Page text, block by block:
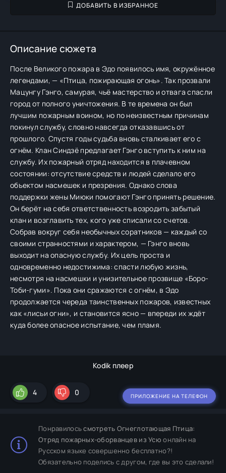
ДОБАВИТЬ В ИЗБРАННОЕ
Описание сюжета
После Великого пожара в Эдо появилось имя, окружённое
легендами, — «Птица, пожирающая огонь». Так прозвали
Мацунгу Гэнго, самурая, чьё мастерство и отвага спасли
город от полного уничтожения. В те времена он был
лучшим пожарным воином, но по неизвестным причинам
покинул службу, словно навсегда отказавшись от
прошлого. Спустя годы судьба вновь сталкивает его с
огнём. Клан Синдзё предлагает Гэнго вступить к ним на
службу. Их пожарный отряд находится в плачевном
состоянии: отсутствие средств и людей сделало его
объектом насмешек и презрения. Однако слова
поддержки жены Миюки помогают Гэнго принять решение.
Он берёт на себя ответственность возродить забытый
клан и возглавить тех, кого уже списали со счетов.
Собрав вокруг себя необычных соратников — каждый со
своими странностями и характером, — Гэнго вновь
выходит на опасную службу. Их цель проста и
одновременно недостижима: спасти любую жизнь,
несмотря на насмешки и унизительное прозвище «Боро-
Тоби-гуми». Пока они сражаются с огнём, в Эдо
продолжается череда таинственных пожаров, известных
как «лисьи огни», и становится ясно — впереди их ждёт
куда более опасное испытание, чем пламя.
Kodik плеер
4 0 ПРИЛОЖЕНИЕ НА ТЕЛЕФОН
Понравилосьсмотреть Огнеглотающая Птица:
Отряд пожарных-оборванцев из Усю онлайн на
Русском языке совершенно бесплатно?!
Обязательно поделись с другом, где вы это сделали!